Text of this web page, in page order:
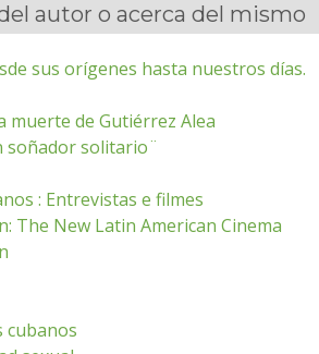
autor o acerca del mismo
sus orígenes hasta nuestros días.
muerte de Gutiérrez Alea
soñador solitario¨
: Entrevistas e filmes
The New Latin American Cinema
cubanos